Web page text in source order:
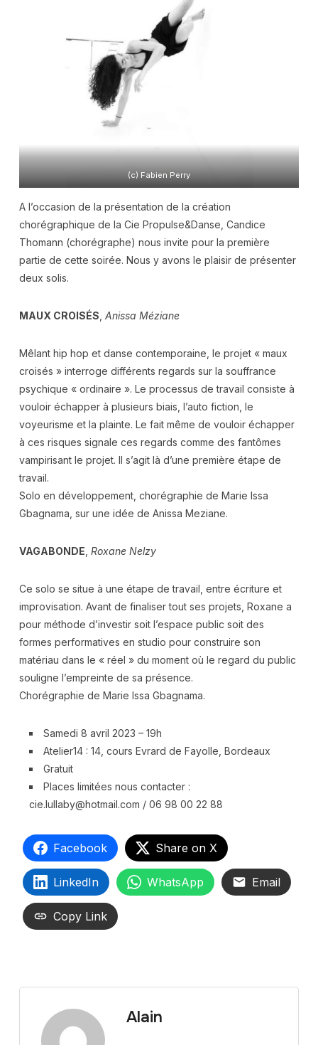
(c) Fabien Perry
A l’occasion de la présentation de la création
chorégraphique de la Cie Propulse&Danse, Candice
Thomann (chorégraphe) nous invite pour la première
partie de cette soirée. Nous y avons le plaisir de présenter
deux solis.
MAUX CROISÉS Anissa Méziane
Mêlant hip hop et danse contemporaine, le projet « maux
croisés » interroge différents regards sur la souffrance
psychique « ordinaire ». Le processus de travail consiste à
vouloir échapper à plusieurs biais, l’auto fiction, le
voyeurisme et la plainte. Le fait même de vouloir échapper
à ces risques signale ces regards comme des fantômes
vampirisant le projet. Il s’agit là d’une première étape de
travail.
Solo en développement, chorégraphie de Marie Issa
Gbagnama, sur une idée de Anissa Meziane.
VAGABONDE Roxane Nelzy
Ce solo se situe à une étape de travail, entre écriture et
improvisation. Avant de finaliser tout ses projets, Roxane a
pour méthode d’investir soit l’espace public soit des
formes performatives en studio pour construire son
matériau dans le « réel » du moment où le regard du public
souligne l’empreinte de sa présence.
Chorégraphie de Marie Issa Gbagnama.
Samedi 8 avril 2023 – 19h
Atelier14 : 14, cours Evrard de Fayolle, Bordeaux
Gratuit
Places limitées nous contacter :
cie.lullaby@hotmail.com / 06 98 00 22 88
Facebook Share on X
LinkedIn WhatsApp Email
Copy Link
Alain